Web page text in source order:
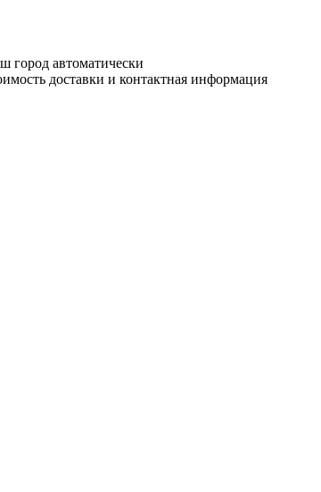
город автоматически
доставки и контактная информация